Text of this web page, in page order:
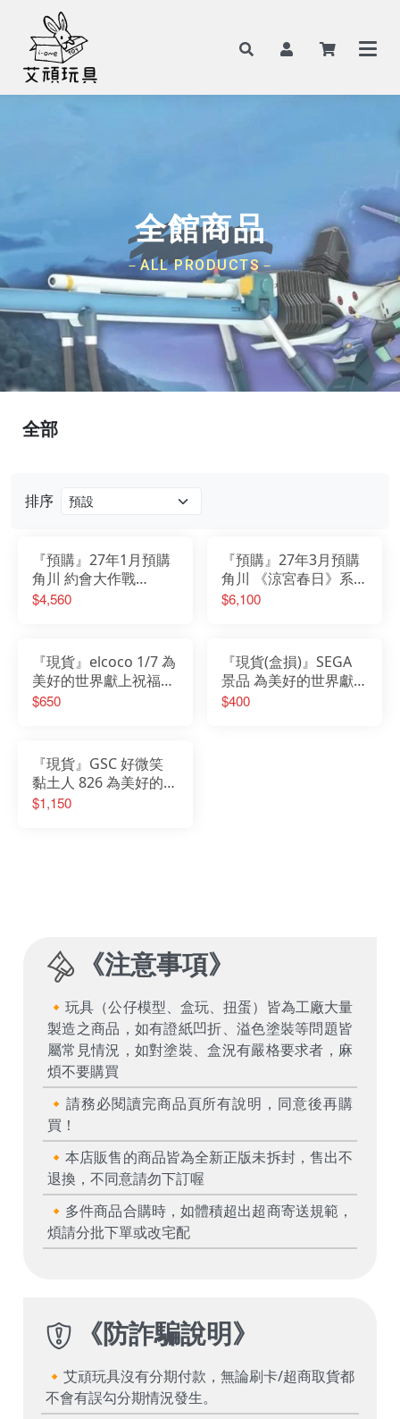
全館商品
－ALL PRODUCTS－
排序
『預購』27年1月預購
角川 約會大作戰
Fantasia 30週年 夜刀
$4,560
『預購』27年3月預購
角川 《涼宮春日》系列
×《為美好的世界獻上
$6,100
『現貨』elcoco 1/7 為
美好的世界獻上祝福！
水之女神 阿克婭 PVC
$650
『現貨(盒損)』SEGA
景品 為美好的世界獻上
祝福3 愛麗絲
$400
『現貨』GSC 好微笑
黏土人 826 為美好的世
界獻上祝福 芸芸
$1,150
全部
《注意事項》
🔸玩具（公仔模型、盒玩、扭蛋）皆為工廠大量
製造之商品，如有證紙凹折、溢色塗裝等問題皆
屬常見情況，如對塗裝、盒況有嚴格要求者，麻
煩不要購買
🔸請務必閱讀完商品頁所有說明，同意後再購
買！
🔸本店販售的商品皆為全新正版未拆封，售出不
退換，不同意請勿下訂喔
🔸多件商品合購時，如體積超出超商寄送規範，
煩請分批下單或改宅配
《防詐騙說明》
🔸艾頑玩具沒有分期付款，無論刷卡/超商取貨都
不會有誤勾分期情況發生。